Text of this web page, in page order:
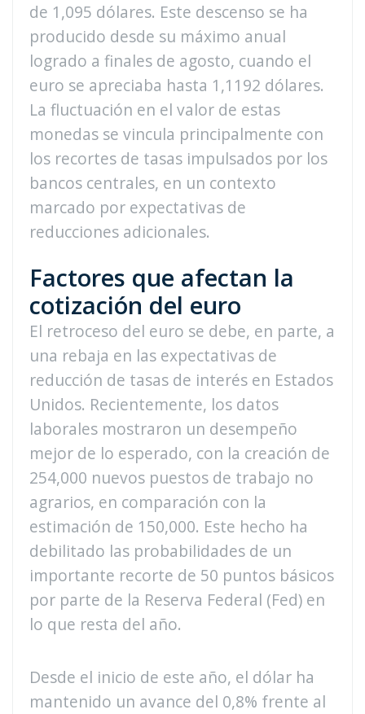
de 1,095 dólares. Este descenso se ha
producido desde su máximo anual
logrado a finales de agosto, cuando el
euro se apreciaba hasta 1,1192 dólares.
La fluctuación en el valor de estas
monedas se vincula principalmente con
los recortes de tasas impulsados por los
bancos centrales, en un contexto
marcado por expectativas de
reducciones adicionales.
Factores que afectan la
cotización del euro
El retroceso del euro se debe, en parte, a
una rebaja en las expectativas de
reducción de tasas de interés en Estados
Unidos. Recientemente, los datos
laborales mostraron un desempeño
mejor de lo esperado, con la creación de
254,000 nuevos puestos de trabajo no
agrarios, en comparación con la
estimación de 150,000. Este hecho ha
debilitado las probabilidades de un
importante recorte de 50 puntos básicos
por parte de la Reserva Federal (Fed) en
lo que resta del año.
Desde el inicio de este año, el dólar ha
mantenido un avance del 0,8% frente al